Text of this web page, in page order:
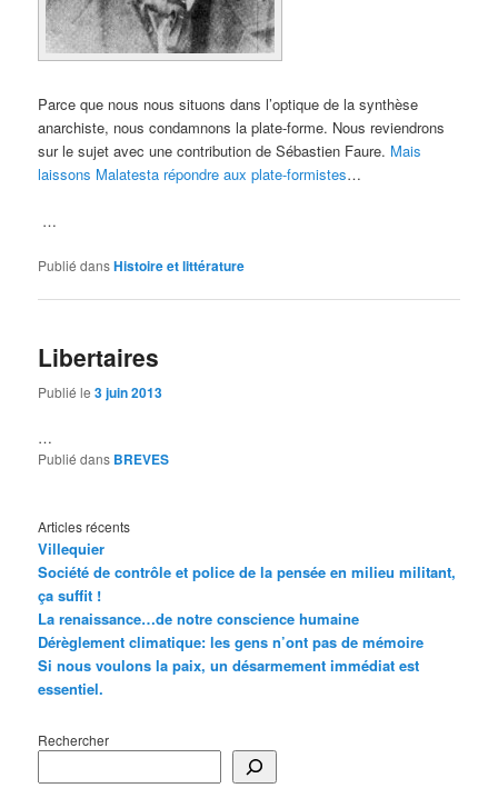
Parce que nous nous situons dans l’optique de la synthèse
anarchiste, nous condamnons la plate-forme. Nous reviendrons
sur le sujet avec une contribution de Sébastien Faure. Mais
laissons Malatesta répondre aux plate-formistes…
…
Publié dansHistoire et littérature
Libertaires
Publié le3 juin 2013
…
Publié dans BREVES
Articles récents
Villequier
Société de contrôle et police de la pensée en milieu militant,
ça suffit !
La renaissance…de notre conscience humaine
Dérèglement climatique: les gens n’ont pas de mémoire
Si nous voulons la paix, un désarmement immédiat est
essentiel.
Rechercher